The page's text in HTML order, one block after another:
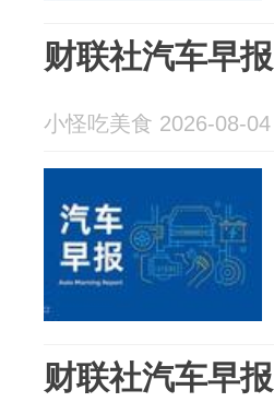
财联社汽车早报
小怪吃美食 2026-08-04
财联社汽车早报